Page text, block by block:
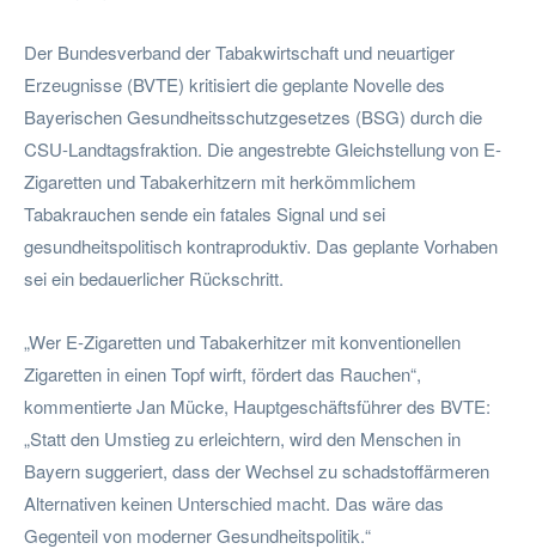
Der Bundesverband der Tabakwirtschaft und neuartiger
Erzeugnisse (BVTE) kritisiert die geplante Novelle des
Bayerischen Gesundheitsschutzgesetzes (BSG) durch die
CSU-Landtagsfraktion. Die angestrebte Gleichstellung von E-
Zigaretten und Tabakerhitzern mit herkömmlichem
Tabakrauchen sende ein fatales Signal und sei
gesundheitspolitisch kontraproduktiv. Das geplante Vorhaben
sei ein bedauerlicher Rückschritt.
„Wer E-Zigaretten und Tabakerhitzer mit konventionellen
Zigaretten in einen Topf wirft, fördert das Rauchen“,
kommentierte Jan Mücke, Hauptgeschäftsführer des BVTE:
„Statt den Umstieg zu erleichtern, wird den Menschen in
Bayern suggeriert, dass der Wechsel zu schadstoffärmeren
Alternativen keinen Unterschied macht. Das wäre das
Gegenteil von moderner Gesundheitspolitik.“